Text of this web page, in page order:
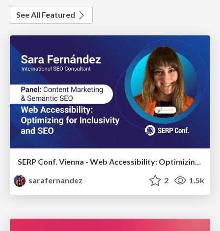
See All Featured
SERP Conf. Vienna - Web Accessibility: Optimizing for Inclusivity and SEO
sarafernandez
2 1.5k